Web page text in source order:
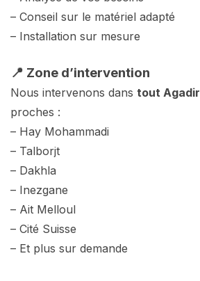
– Conseil sur le matériel adapté
– Installation sur mesure
📍 Zone d’intervention
Nous intervenons dans tout Agadir
proches :
– Hay Mohammadi
– Talborjt
– Dakhla
– Inezgane
– Ait Melloul
– Cité Suisse
– Et plus sur demande